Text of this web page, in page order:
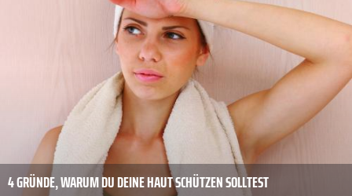
4 GRÜNDE, WARUM DU DEINE HAUT SCHÜTZEN SOLLTEST